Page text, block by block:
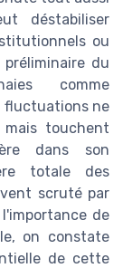
déstabiliser
ou
du
comme
fluctuations ne
touchent
dans son
totale des
scruté par
de
on constate
de cette